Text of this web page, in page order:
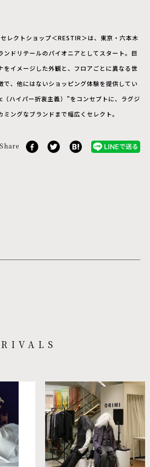
レクトショップ＜RESTIR＞は、東京・六本木
ンドリテールのパイオニアとしてスタート。巨
をイメージした外観と、フロアごとに異なる世
で、他にはないショッピング体験を提供してい
ハイパー折衷主義）”をコンセプトに、ラグジ
ミングなブランドまで幅広くセレクト。
Share